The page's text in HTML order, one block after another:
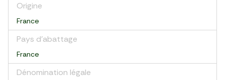
Origine
France
Pays d’abattage
France
Dénomination légale